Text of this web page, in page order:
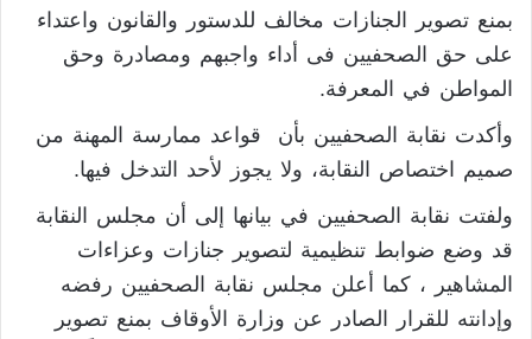
بمنع تصوير الجنازات مخالف للدستور والقانون واعتداء
على حق الصحفيين فى أداء واجبهم ومصادرة وحق
المواطن في المعرفة.
وأكدت نقابة الصحفيين بأن قواعد ممارسة المهنة من
صميم اختصاص النقابة، ولا يجوز لأحد التدخل فيها.
ولفتت نقابة الصحفيين في بيانها إلى أن مجلس النقابة
قد وضع ضوابط تنظيمية لتصوير جنازات وعزاءات
المشاهير ، كما أعلن مجلس نقابة الصحفيين رفضه
وإدانته للقرار الصادر عن وزارة الأوقاف بمنع تصوير